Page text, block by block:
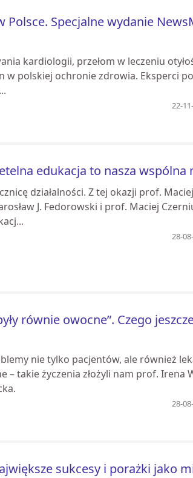
Specjalne wydanie
kardiologii, przełom w leczeniu
w polskiej ochronie zdrowia. Eksperci
22-
edukacja to nasza wspólna
działalności. Z tej okazji prof.
J. Fedorowski i prof. Maciej
28-
równie owocne”. Czego
nie tylko pacjentów, ale również
takie życzenia złożyli nam prof. Irena
28-
sukcesy i porażki jako